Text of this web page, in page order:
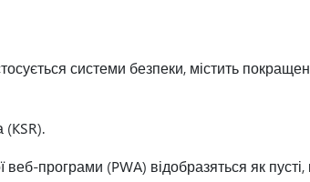
системи безпеки, містить
(KSR).
програми (PWA) відобразяться як пусті,